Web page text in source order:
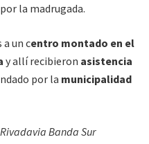
la madrugada.
un centro montado en el
y allí recibieron asistencia
por la municipalidad
Banda Sur